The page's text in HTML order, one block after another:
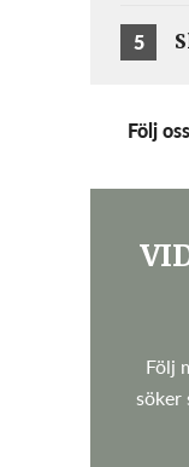
5
Följ
Följ
söker